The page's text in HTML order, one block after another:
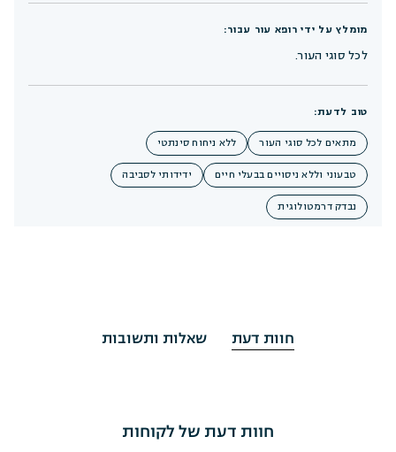
מומלץ על ידי רופא עור עבור:
לכל סוגי העור.
טוב לדעת:
מתאים לכל סוגי העור ללא ניחוח סינתטי
טבעוני וללא ניסויים בבעלי חיים ידידותי לסביבה
נבדק דרמטולוגית
חוות דעת שאלות ותשובות
חוות דעת של לקוחות